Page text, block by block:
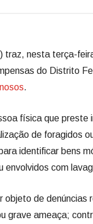
traz, nesta terça-
do Distrito
.
física que preste
de foragidos
identificar bens
envolvidos com
de denúncias
grave ameaça;